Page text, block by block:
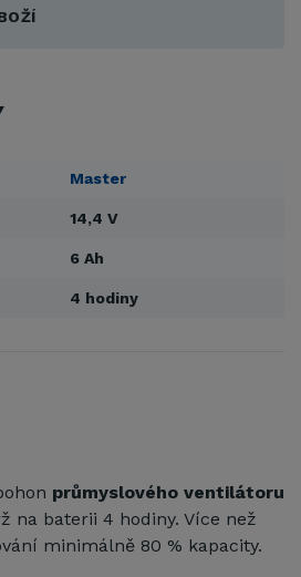
Master
14,4 V
6 Ah
4 hodiny
průmyslového ventilátoru
na baterii 4 hodiny. Více než
minimálně 80 % kapacity.